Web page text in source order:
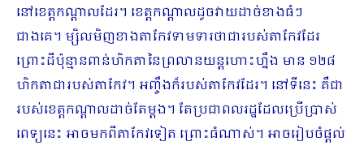
នៅខេត្តកណ្តាលដែរ។ ខេត្តកណ្តាលដូចវាយដាច់ខាងធំៗ
ជាងគេ។ ម្សិលមិញខាងតាកែវទាមទារថាជារបស់តាកែវដែរ
ព្រោះដីប៉ុន្មានពាន់ហិកតានៃព្រ​លានយន្តហោះហ្នឹង មាន ១២៨
ហិកតាជារបស់តាកែវ។ អញ្ចឹងក៏របស់តាកែវដែរ។ នៅទីនេះ គឺជា
របស់ខេត្តកណ្តាលដាច់តែម្តង។ តែប្រជាពលរដ្ឋដែលប្រើប្រាស់
ពេទ្យនេះ អាចមកពីតាកែវទៀត ព្រោះធំណាស់។ អាចរៀប​ចំផ្តល់